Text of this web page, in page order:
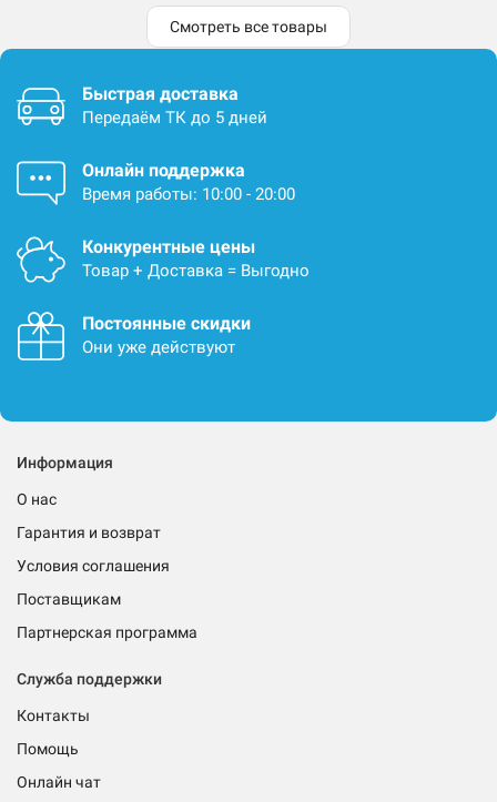
Смотреть все товары
Быстрая доставка
Передаём ТК до 5 дней
Онлайн поддержка
Время работы: 10:00 - 20:00
Конкурентные цены
Товар + Доставка = Выгодно
Постоянные скидки
Они уже действуют
Информация
О нас
Гарантия и возврат
Условия соглашения
Поставщикам
Партнерская программа
Служба поддержки
Контакты
Помощь
Онлайн чат